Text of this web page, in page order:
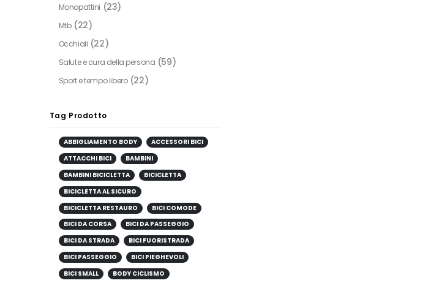
Monopattini (23)
Mtb (22)
Occhiali (22)
Salute e cura della persona (59)
Sport e tempo libero (22)
Tag Prodotto
ABBIGLIAMENTO BODY
ACCESSORI BICI
ATTACCHI BICI
BAMBINI
BAMBINI BICICLETTA
BICICLETTA
BICICLETTA AL SICURO
BICICLETTA RESTAURO
BICI COMODE
BICI DA CORSA
BICI DA PASSEGGIO
BICI DA STRADA
BICI FUORISTRADA
BICI PASSEGGIO
BICI PIEGHEVOLI
BICI SMALL
BODY CICLISMO